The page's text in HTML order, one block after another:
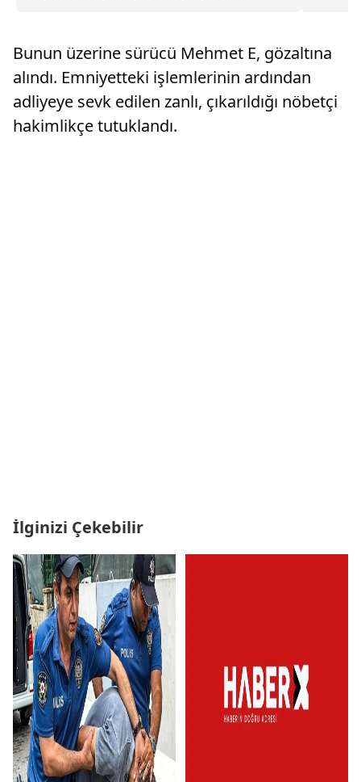
Bunun üzerine sürücü Mehmet E, gözaltına
alındı. Emniyetteki işlemlerinin ardından
adliyeye sevk edilen zanlı, çıkarıldığı nöbetçi
hakimlikçe tutuklandı.
İlginizi Çekebilir